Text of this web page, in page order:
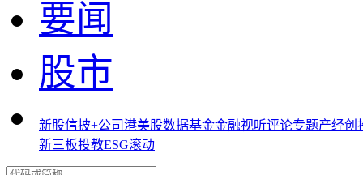
要闻
股市
新股信披+公司港美股数据基金金融视听评论专题产经创
新三板投教ESG滚动